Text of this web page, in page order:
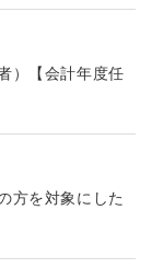
）【会計年度任
方を対象にした